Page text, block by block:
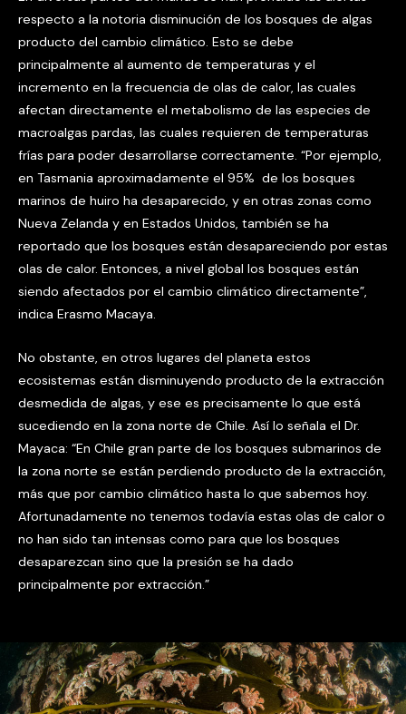
respecto a la notoria disminución de los bosques de algas
producto del cambio climático. Esto se debe
principalmente al aumento de temperaturas y el
incremento en la frecuencia de olas de calor, las cuales
afectan directamente el metabolismo de las especies de
macroalgas pardas, las cuales requieren de temperaturas
frías para poder desarrollarse correctamente. “Por ejemplo,
en Tasmania aproximadamente el 95% de los bosques
marinos de huiro ha desaparecido, y en otras zonas como
Nueva Zelanda y en Estados Unidos, también se ha
reportado que los bosques están desapareciendo por estas
olas de calor. Entonces, a nivel global los bosques están
siendo afectados por el cambio climático directamente”,
indica Erasmo Macaya.
No obstante, en otros lugares del planeta estos
ecosistemas están disminuyendo producto de la extracción
desmedida de algas, y ese es precisamente lo que está
sucediendo en la zona norte de Chile. Así lo señala el Dr.
Mayaca: “En Chile gran parte de los bosques submarinos de
la zona norte se están perdiendo producto de la extracción,
más que por cambio climático hasta lo que sabemos hoy.
Afortunadamente no tenemos todavía estas olas de calor o
no han sido tan intensas como para que los bosques
desaparezcan sino que la presión se ha dado
principalmente por extracción.”